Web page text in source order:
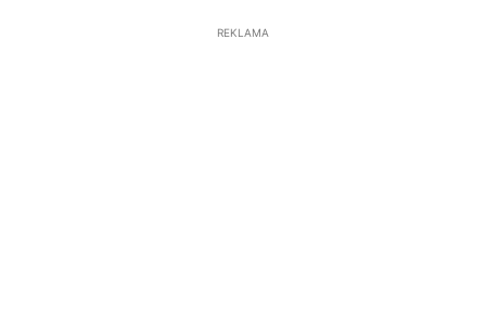
REKLAMA